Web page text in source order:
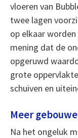
vloeren van
twee lagen
op elkaar
mening dat de
opgeruwd
grote
schuiven en
Meer
Na het ongeluk